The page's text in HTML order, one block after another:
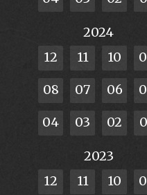
2024
12
11 10
08 07 06
04 03 02
2023
12
11 10